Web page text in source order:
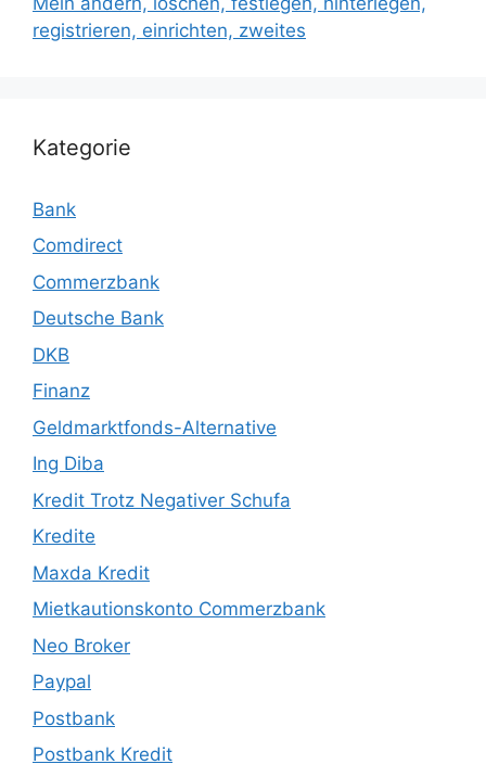
registrieren, einrichten, zweites
Kategorie
Bank
Comdirect
Commerzbank
Deutsche Bank
DKB
Finanz
Geldmarktfonds-Alternative
Ing Diba
Kredit Trotz Negativer Schufa
Kredite
Maxda Kredit
Mietkautionskonto Commerzbank
Neo Broker
Paypal
Postbank
Postbank Kredit